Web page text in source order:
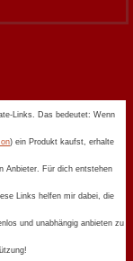
Links. Das bedeutet: Wenn
) ein Produkt kaufst, erhalte
Anbieter. Für dich entstehen
Links helfen mir dabei, die
und unabhängig anbieten zu